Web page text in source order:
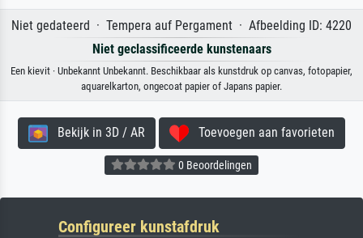
Niet gedateerd · Tempera auf Pergament · Afbeelding ID: 4220
Niet geclassificeerde kunstenaars
Een kievit · Unbekannt Unbekannt. Beschikbaar als kunstdruk op canvas, fotopapier,
aquarelkarton, ongecoat papier of Japans papier.
Bekijk in 3D / AR Toevoegen aan favorieten
0 Beoordelingen
Configureer kunstafdruk